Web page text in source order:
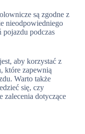
są zgodne z
nieodpowiedniego
pojazdu podczas
aby korzystać z
które zapewnią
Warto także
się, czy
zalecenia dotyczące